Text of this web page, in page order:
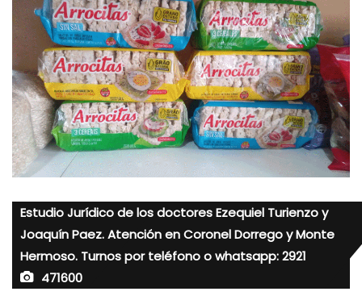
Estudio Jurídico de los doctores Ezequiel Turienzo y
Joaquín Paez. Atención en Coronel Dorrego y Monte
Hermoso. Turnos por teléfono o whatsapp: 2921
471600